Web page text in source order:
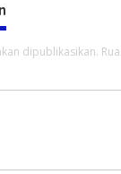
dipublikasikan.